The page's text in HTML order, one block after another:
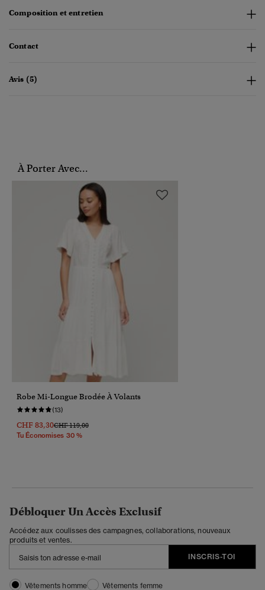
Composition et entretien
Contact
Avis (5)
À Porter Avec...
Robe Mi-Longue Brodée À Volants
(13)
CHF 83,30Prix Réduit De
CHF 119,00À
Tu Économises 30 %
Débloquer Un Accès Exclusif
Accédez aux coulisses des campagnes, collaborations, nouveaux
produits et ventes.
INSCRIS-TOI
Vêtements homme Vêtements femme